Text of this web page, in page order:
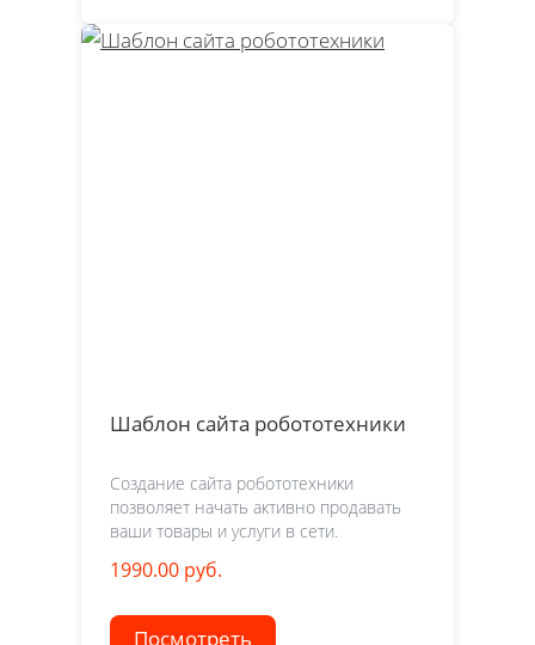
Шаблон сайта робототехники
Создание сайта робототехники
позволяет начать активно продавать
ваши товары и услуги в сети.
1990.00 руб.
Посмотреть